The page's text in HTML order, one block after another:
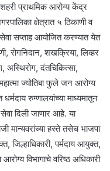
प्राथमिक आरोग्य केंद्र
क्षेत्रात ५ ठिकाणी व
सप्ताह आयोजित करण्यात येत
रोगनिदान, शखक्रिया, लिव्हर
अस्थिरोग, दंतचिकित्सा,
ज्योतिबा फुले जन आरोग्य
रुग्णालयांच्या माध्यमातून
दिली जाणार आहे. या
मान्यवरांच्या हस्ते तसेच भाजपा
जिल्हाधिकारी, पर्मदाय आयुक्त,
विभागाचे वरिष्ठ अधिकारी